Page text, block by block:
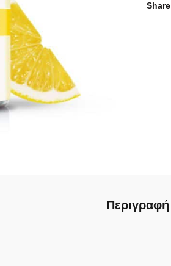
Share
Περιγραφή